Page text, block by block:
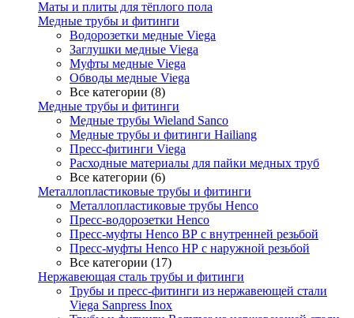
Маты и плиты для тёплого пола
Медные трубы и фитинги
Водорозетки медные Viega
Заглушки медные Viega
Муфты медные Viega
Обводы медные Viega
Все категории (8)
Медные трубы и фитинги
Медные трубы Wieland Sanco
Медные трубы и фитинги Hailiang
Пресс-фитинги Viega
Расходные материалы для пайки медных труб
Все категории (6)
Металлопластиковые трубы и фитинги
Металлопластиковые трубы Henco
Пресс-водорозетки Henco
Пресс-муфты Henco ВР с внутренней резьбой
Пресс-муфты Henco НР с наружной резьбой
Все категории (17)
Нержавеющая сталь трубы и фитинги
Трубы и пресс-фитинги из нержавеющей стали
Viega Sanpress Inox